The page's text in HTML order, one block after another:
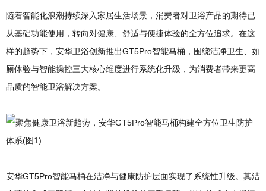
随着智能化浪潮持续深入家居生活场景，消费者对卫浴产品的期待已
从基础功能使用，转向对健康、舒适与便捷体验的全方位追求。在这
样的趋势下，安华卫浴创新推出GT5Pro智能马桶，围绕洁净卫生、如
厕体验与智能操控三大核心维度进行系统化升级，为消费者带来更高
品质的智能卫浴解决方案。
安华GT5Pro智能马桶在洁净与健康防护层面实现了系统性升级。其洁